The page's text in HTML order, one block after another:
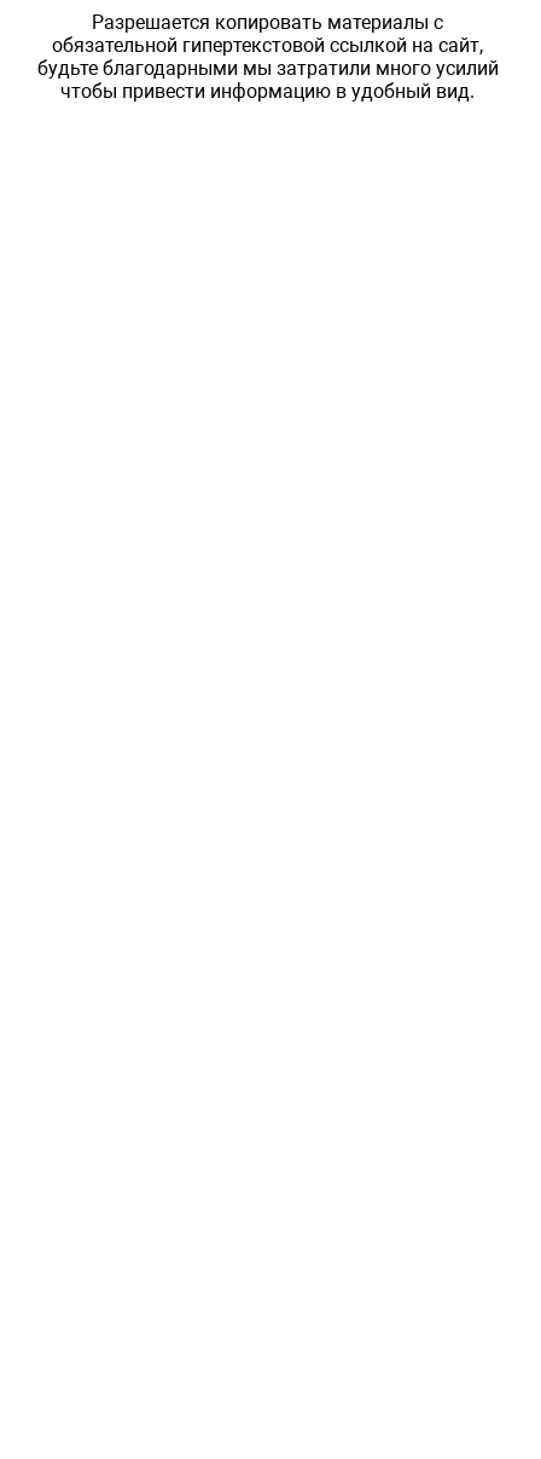
Разрешается копировать материалы с
обязательной гипертекстовой ссылкой на сайт,
будьте благодарными мы затратили много усилий
чтобы привести информацию в удобный вид.